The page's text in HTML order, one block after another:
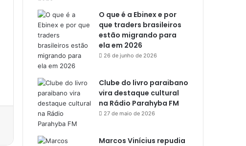
O que é a Ebinex e por
que traders brasileiros
estão migrando para
ela em 2026
26 de junho de 2026
Clube do livro paraibano
vira destaque cultural
na Rádio Parahyba FM
27 de maio de 2026
Marcos Vinícius repudia